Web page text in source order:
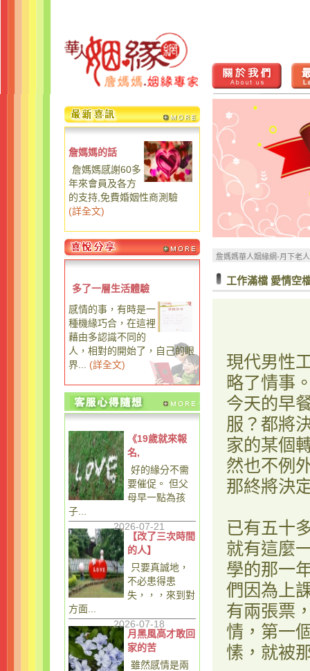
詹媽媽的話
詹媽媽感謝60多
年來會員及各方
的支持,免費婚姻性商測驗
(詳全文)
多了一層生活體驗
感情的事，有時是一
種機緣巧合，在這裡
藉由多認識不同的
人，相對的開始了，自己的眼
界...
(詳全文)
《19歲就來報
名,
好的緣分不需
要催促。 但父
母早一點為孩
子...
2026-07-21
【改了三次時間
的人】
只要真誠地，
不必患得患
失，，，來到對
方面...
2026-07-18
月黑風高才敢回
家的苦
雖然感情是兩
詹媽媽華人姻緣網-月下老
工作滿檔 愛情空
現代男性
略了情事
今天的早
服？都將
家的某個
然也不例
那終將決
已有五十
就有這麼
學的那一
們因為上
有兩張票
情，第一
愫，就被